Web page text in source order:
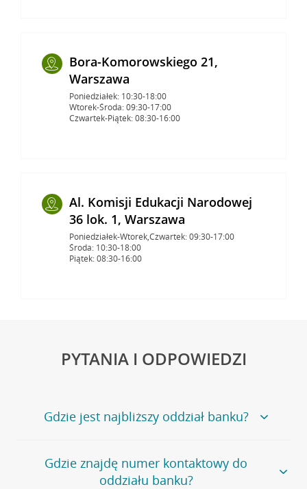
Bora-Komorowskiego 21,
Warszawa
Poniedziałek: 10:30-18:00
Wtorek-Środa: 09:30-17:00
Czwartek-Piątek: 08:30-16:00
Al. Komisji Edukacji Narodowej
36 lok. 1, Warszawa
Poniedziałek-Wtorek,Czwartek: 09:30-17:00
Środa: 10:30-18:00
Piątek: 08:30-16:00
PYTANIA I ODPOWIEDZI
Gdzie jest najbliższy oddział banku?
Jeśli szukasz oddziału naszego banku, zapraszamy na
stronęPlacówki i bankomaty, na której znajduje się
wygodna wyszukiwarka.
Gdzie znajdę numer kontaktowy do
oddziału banku?